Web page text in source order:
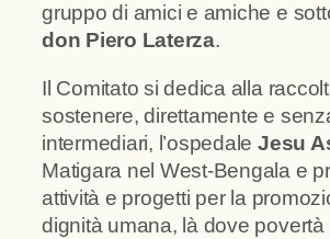
gruppo di amici e amiche e
don Piero Laterza.
Il Comitato si dedica alla
sostenere, direttamente e
intermediari, l’ospedale Jesu
Matigara nel West-Bengala e
attività e progetti per la
dignità umana, là dove